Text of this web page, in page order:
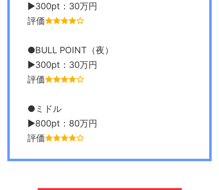
▶︎300pt：30万円
評価
●BULL POINT（夜）
▶︎300pt：30万円
評価
●ミドル
▶︎800pt：80万円
評価